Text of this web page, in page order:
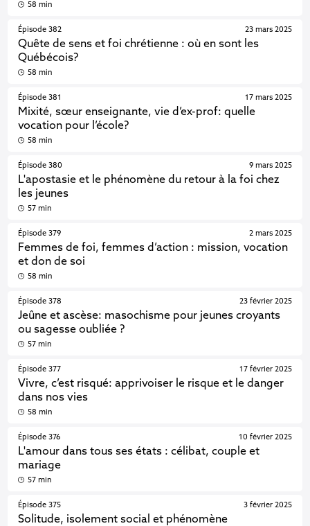
58 min
Épisode 382
Quête de sens et foi chrétienne : où en sont les
Québécois?
23 mars 2025
58 min
Épisode 381
Mixité, sœur enseignante, vie d’ex-prof: quelle
vocation pour l’école?
17 mars 2025
58 min
Épisode 380
L'apostasie et le phénomène du retour à la foi chez
les jeunes
9 mars 2025
57 min
Épisode 379
Femmes de foi, femmes d’action : mission, vocation
et don de soi
2 mars 2025
58 min
Épisode 378
Jeûne et ascèse: masochisme pour jeunes croyants
ou sagesse oubliée ?
23 février 2025
57 min
Épisode 377
Vivre, c’est risqué: apprivoiser le risque et le danger
dans nos vies
17 février 2025
58 min
Épisode 376
L'amour dans tous ses états : célibat, couple et
mariage
10 février 2025
57 min
Épisode 375
Solitude, isolement social et phénomène
3 février 2025